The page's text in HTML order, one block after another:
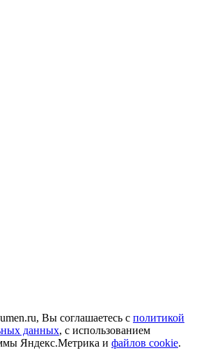
Вы соглашаетесь с политикой
данных, с использованием
Яндекс.Метрика и файлов cookie.